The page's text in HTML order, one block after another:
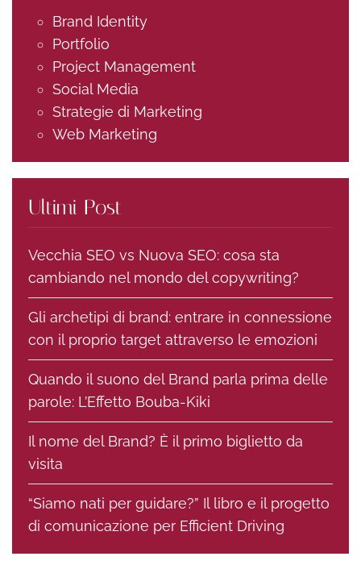
Brand Identity
Portfolio
Project Management
Social Media
Strategie di Marketing
Web Marketing
Ultimi Post
Vecchia SEO vs Nuova SEO: cosa sta
cambiando nel mondo del copywriting?
Gli archetipi di brand: entrare in connessione
con il proprio target attraverso le emozioni
Quando il suono del Brand parla prima delle
parole: L’Effetto Bouba-Kiki
Il nome del Brand? È il primo biglietto da
visita
“Siamo nati per guidare?” Il libro e il progetto
di comunicazione per Efficient Driving